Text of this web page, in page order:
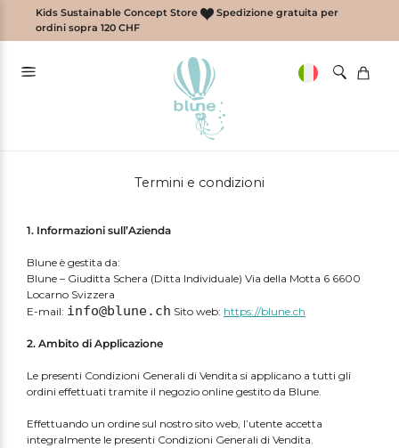
contenuto
Kids Sustainable Concept Store
Spedizione gratuita per
ordini sopra 120 CHF
Termini e condizioni
1. Informazioni sull’Azienda
Blune è gestita da:
Blune – Giuditta Schera (Ditta Individuale) Via della Motta 6 6600
Locarno Svizzera
E-mail: info@blune.ch Sito web: https://blune.ch
2. Ambito di Applicazione
Le presenti Condizioni Generali di Vendita si applicano a tutti gli
ordini effettuati tramite il negozio online gestito da Blune.
Effettuando un ordine sul nostro sito web, l’utente accetta
integralmente le presenti Condizioni Generali di Vendita.